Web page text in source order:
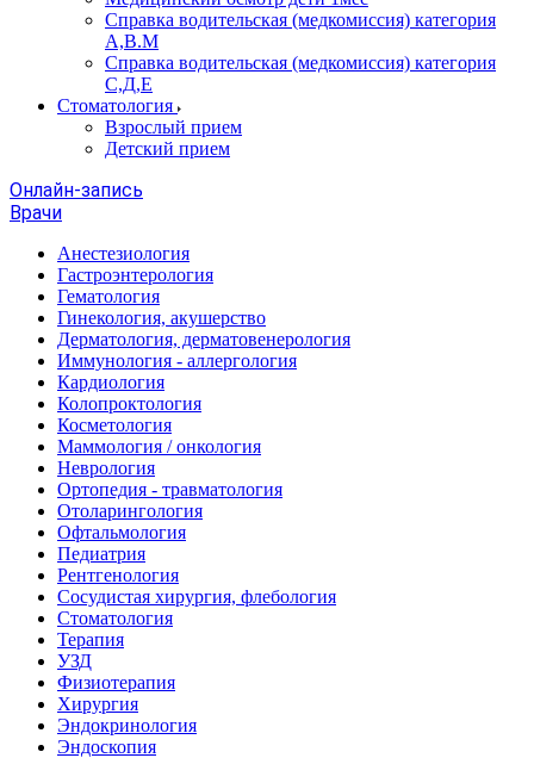
Справка водительская (медкомиссия) категория
А,В.М
Справка водительская (медкомиссия) категория
С,Д,Е
Стоматология
Взрослый прием
Детский прием
Онлайн-запись
Врачи
Анестезиология
Гастроэнтерология
Гематология
Гинекология, акушерство
Дерматология, дерматовенерология
Иммунология - аллергология
Кардиология
Колопроктология
Косметология
Маммология / онкология
Неврология
Ортопедия - травматология
Отоларингология
Офтальмология
Педиатрия
Рентгенология
Сосудистая хирургия, флебология
Стоматология
Терапия
УЗД
Физиотерапия
Хирургия
Эндокринология
Эндоскопия